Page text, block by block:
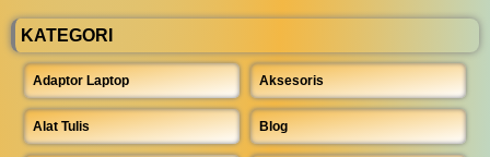
KATEGORI
Adaptor Laptop Aksesoris
Alat Tulis Blog